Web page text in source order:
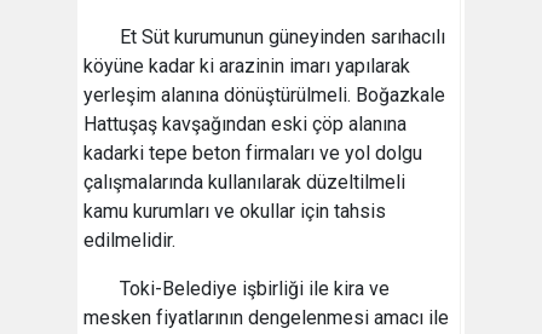
Et Süt kurumunun güneyinden sarıhacılı
köyüne kadar ki arazinin imarı yapılarak
yerleşim alanına dönüştürülmeli. Boğazkale
Hattuşaş kavşağından eski çöp alanına
kadarki tepe beton firmaları ve yol dolgu
çalışmalarında kullanılarak düzeltilmeli
kamu kurumları ve okullar için tahsis
edilmelidir.
Toki-Belediye işbirliği ile kira ve
mesken fiyatlarının dengelenmesi amacı ile